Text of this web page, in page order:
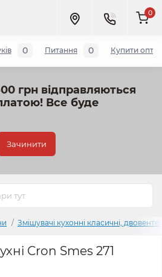
грн відправляються
Все буде
Зачинити
0
Змішувачі кухонні класичні,
Cron Smes 271
0 Питання 0 Купити